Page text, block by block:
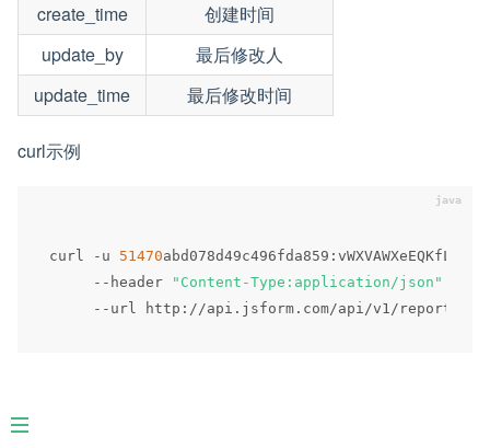
create_time
创建时间
update_by
最后修改人
update_time
最后修改时间
curl示例
curl - u 51470abd078d49c496fda859 :
-- header "Content-Type:application/json"
-- url http : / /api . jsform . com/api /v1 /